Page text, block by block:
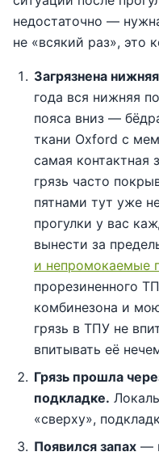
недостаточно —
не «всякий раз», это
Загрязнена
года вся нижняя
пояса вниз —
ткани Oxford с
самая контактная
грязь часто
пятнами тут уже
прогулки у вас
вынести за
и непромокаемые
прорезиненного
комбинезона и
грязь в ТПУ не
впитывать её
Грязь прошла
подкладке.
«сверху»,
Появился запах —